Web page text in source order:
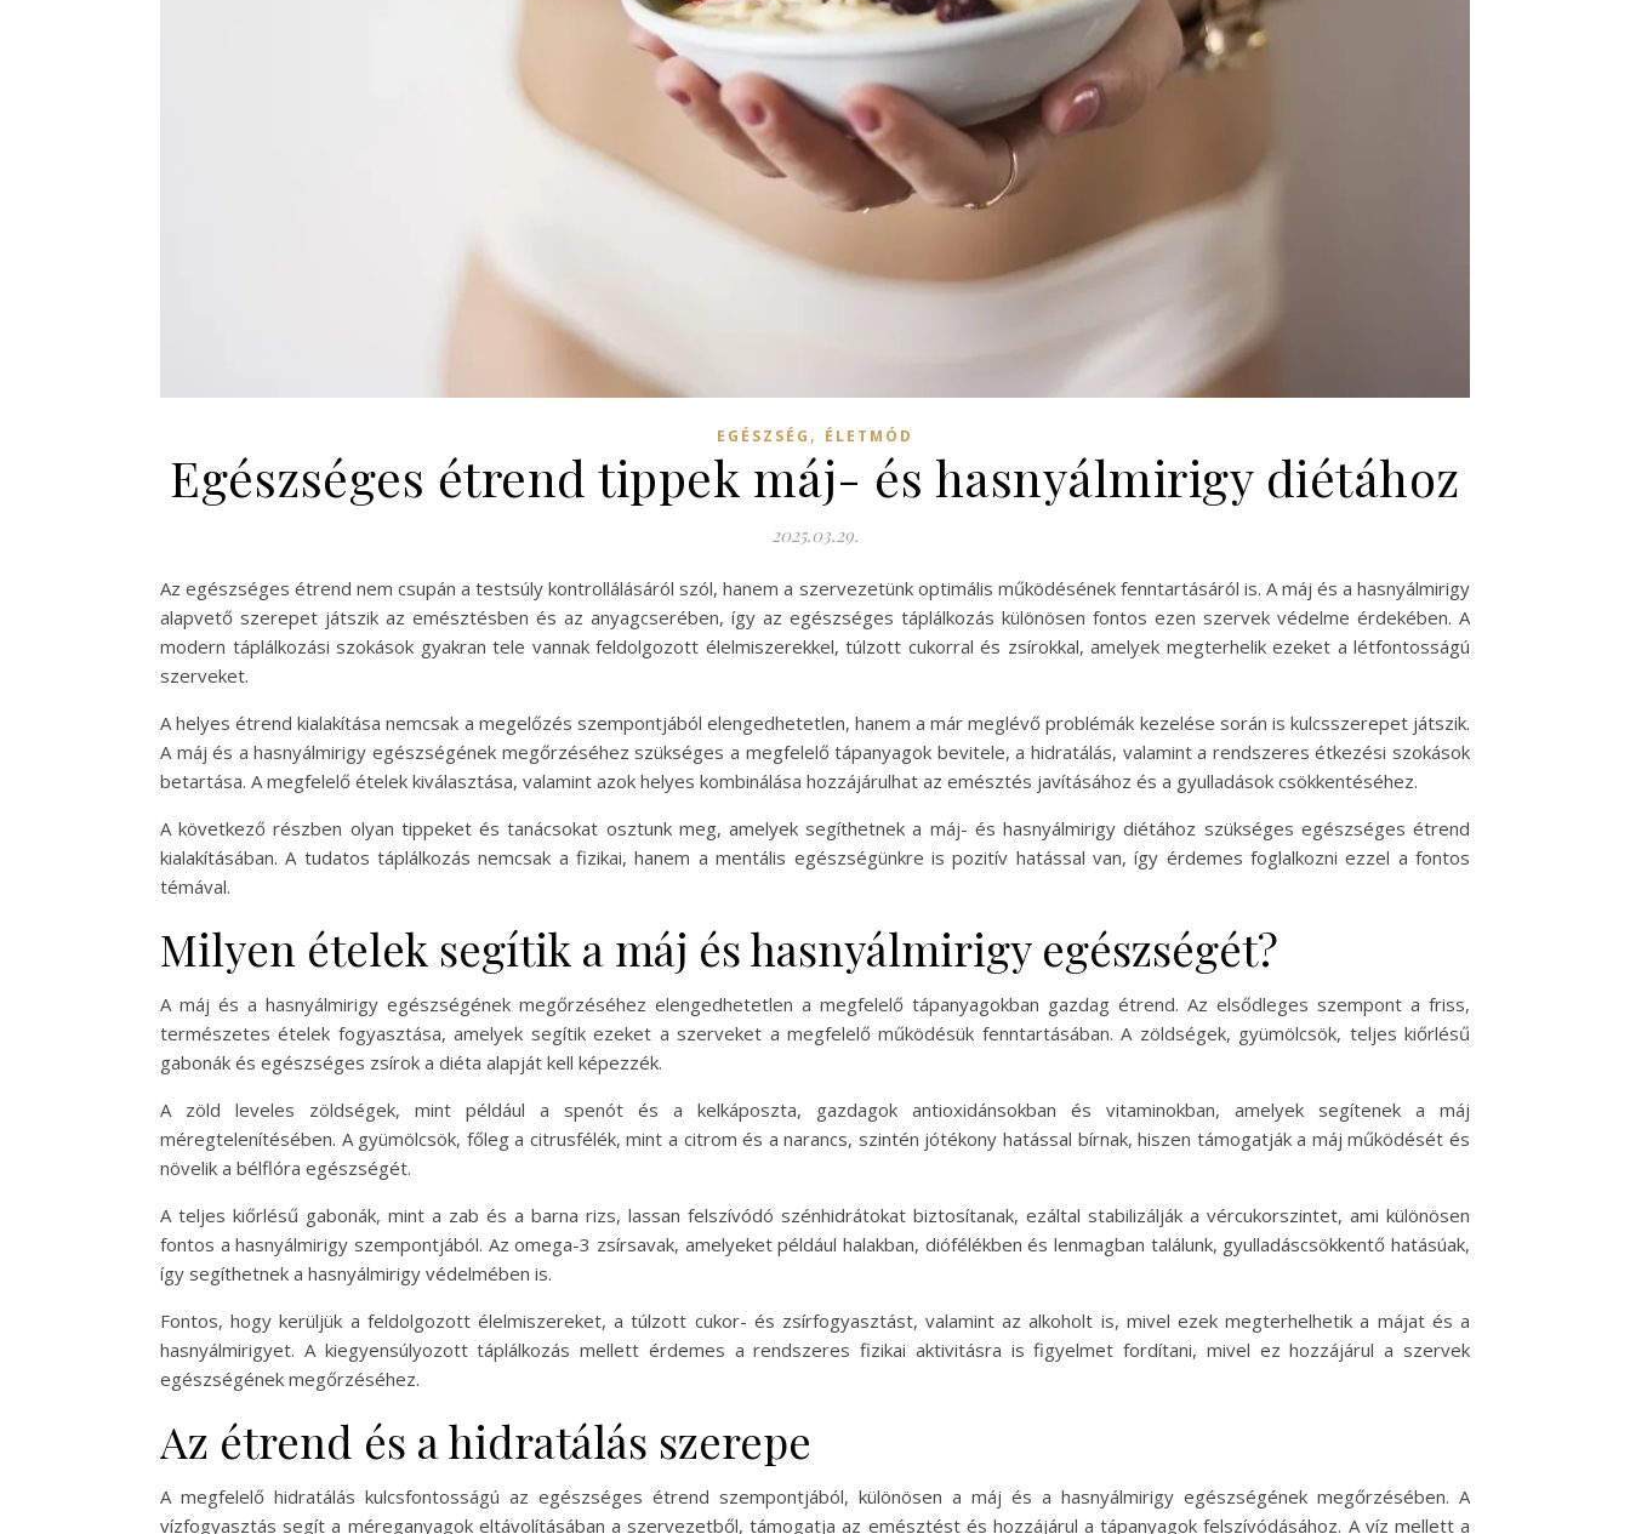
EGÉSZSÉG , ÉLETMÓD
Egészséges étrend tippek máj- és hasnyálmirigy diétához
2025.03.29.
Az egészséges étrend nem csupán a testsúly kontrollálásáról szól, hanem a szervezetünk optimális működésének fenntartásáról is. A máj és a hasnyálmirigy
alapvető szerepet játszik az emésztésben és az anyagcserében, így az egészséges táplálkozás különösen fontos ezen szervek védelme érdekében. A
modern táplálkozási szokások gyakran tele vannak feldolgozott élelmiszerekkel, túlzott cukorral és zsírokkal, amelyek megterhelik ezeket a létfontosságú
szerveket.
A helyes étrend kialakítása nemcsak a megelőzés szempontjából elengedhetetlen, hanem a már meglévő problémák kezelése során is kulcsszerepet játszik.
A máj és a hasnyálmirigy egészségének megőrzéséhez szükséges a megfelelő tápanyagok bevitele, a hidratálás, valamint a rendszeres étkezési szokások
betartása. A megfelelő ételek kiválasztása, valamint azok helyes kombinálása hozzájárulhat az emésztés javításához és a gyulladások csökkentéséhez.
A következő részben olyan tippeket és tanácsokat osztunk meg, amelyek segíthetnek a máj- és hasnyálmirigy diétához szükséges egészséges étrend
kialakításában. A tudatos táplálkozás nemcsak a fizikai, hanem a mentális egészségünkre is pozitív hatással van, így érdemes foglalkozni ezzel a fontos
témával.
Milyen ételek segítik a máj és hasnyálmirigy egészségét?
A máj és a hasnyálmirigy egészségének megőrzéséhez elengedhetetlen a megfelelő tápanyagokban gazdag étrend. Az elsődleges szempont a friss,
természetes ételek fogyasztása, amelyek segítik ezeket a szerveket a megfelelő működésük fenntartásában. A zöldségek, gyümölcsök, teljes kiőrlésű
gabonák és egészséges zsírok a diéta alapját kell képezzék.
A zöld leveles zöldségek, mint például a spenót és a kelkáposzta, gazdagok antioxidánsokban és vitaminokban, amelyek segítenek a máj
méregtelenítésében. A gyümölcsök, főleg a citrusfélék, mint a citrom és a narancs, szintén jótékony hatással bírnak, hiszen támogatják a máj működését és
növelik a bélflóra egészségét.
A teljes kiőrlésű gabonák, mint a zab és a barna rizs, lassan felszívódó szénhidrátokat biztosítanak, ezáltal stabilizálják a vércukorszintet, ami különösen
fontos a hasnyálmirigy szempontjából. Az omega-3 zsírsavak, amelyeket például halakban, diófélékben és lenmagban találunk, gyulladáscsökkentő hatásúak,
így segíthetnek a hasnyálmirigy védelmében is.
Fontos, hogy kerüljük a feldolgozott élelmiszereket, a túlzott cukor- és zsírfogyasztást, valamint az alkoholt is, mivel ezek megterhelhetik a májat és a
hasnyálmirigyet. A kiegyensúlyozott táplálkozás mellett érdemes a rendszeres fizikai aktivitásra is figyelmet fordítani, mivel ez hozzájárul a szervek
egészségének megőrzéséhez.
Az étrend és a hidratálás szerepe
A megfelelő hidratálás kulcsfontosságú az egészséges étrend szempontjából, különösen a máj és a hasnyálmirigy egészségének megőrzésében. A
vízfogyasztás segít a méreganyagok eltávolításában a szervezetből, támogatja az emésztést és hozzájárul a tápanyagok felszívódásához. A víz mellett a